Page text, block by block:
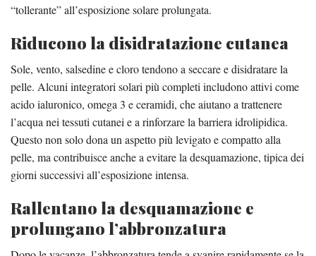
“tollerante” all’esposizione solare prolungata.
Riducono la disidratazione cutanea
Sole, vento, salsedine e cloro tendono a seccare e disidratare la
pelle. Alcuni integratori solari più completi includono attivi come
acido ialuronico, omega 3 e ceramidi, che aiutano a trattenere
l’acqua nei tessuti cutanei e a rinforzare la barriera idrolipidica.
Questo non solo dona un aspetto più levigato e compatto alla
pelle, ma contribuisce anche a evitare la desquamazione, tipica dei
giorni successivi all’esposizione intensa.
Rallentano la desquamazione e
prolungano l’abbronzatura